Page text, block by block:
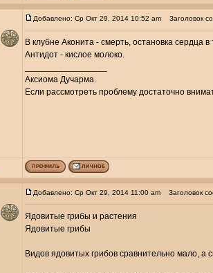
Добавлено: Ср Окт 29, 2014 10:52 am Заголовок
В клубне Аконита - смерть, остановка сердца
Антидот - кислое молоко.
Аксиома Дучарма.
Если рассмотреть проблему достаточно
Добавлено: Ср Окт 29, 2014 11:00 am Заголовок
Ядовитые грибы и растения
Ядовитые грибы
Видов ядовитых грибов сравнительно мало, а